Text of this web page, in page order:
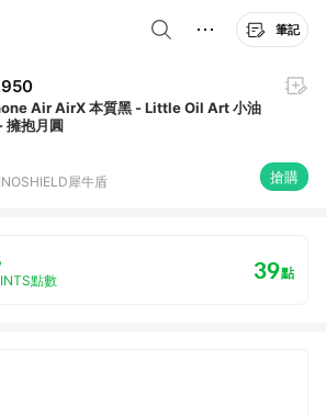
筆記
Air AirX 本質黑 - Little Oil Art 小油
擁抱月圓
犀牛盾 搶購
點數 39點